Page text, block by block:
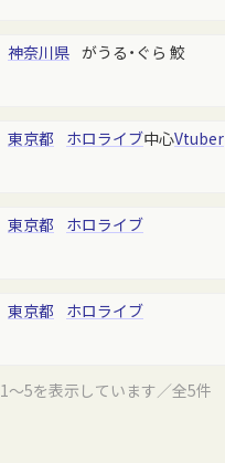
神奈川県 がうる・ぐら 鮫
東京都 ホロライブ中心Vtuber
東京都 ホロライブ
東京都 ホロライブ
1～5を表示しています／全5件